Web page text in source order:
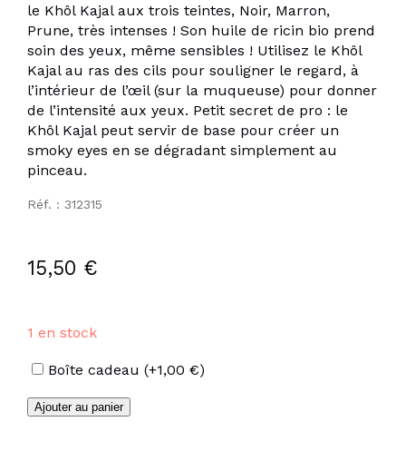
le Khôl Kajal aux trois teintes, Noir, Marron,
Prune, très intenses ! Son huile de ricin bio prend
soin des yeux, même sensibles ! Utilisez le Khôl
Kajal au ras des cils pour souligner le regard, à
l’intérieur de l’œil (sur la muqueuse) pour donner
de l’intensité aux yeux. Petit secret de pro : le
Khôl Kajal peut servir de base pour créer un
smoky eyes en se dégradant simplement au
pinceau.
Réf. : 312315
15,50 €
1 en stock
Options
Boîte cadeau (+1,00 €)
quantité
Ajouter au panier